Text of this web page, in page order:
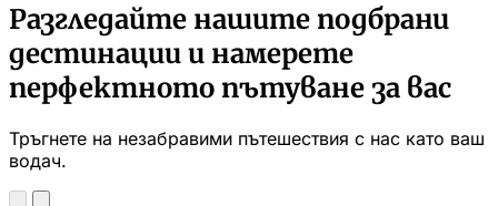
Разгледайте нашите подбрани
дестинации и намерете
перфектното пътуване за вас
Тръгнете на незабравими пътешествия с нас като ваш
водач.